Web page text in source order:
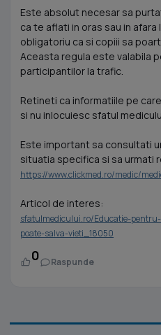
Este absolut necesar sa
ca te aflati in oras sau in
obligatoriu ca si copiii sa
Aceasta regula este valabila
participantilor la trafic.
Retineti ca informatiile pe
si nu inlocuiesc sfatul
Este important sa consultati
situatia specifica si sa urmati
https://www.clickmed.ro/medic/
Articol de interes:
sfatulmedicului.ro/Educatie-
poate-salva-vieti_18050
0 Raspunde